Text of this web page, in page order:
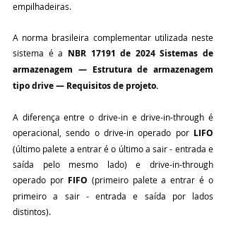
empilhadeiras.
A norma brasileira complementar utilizada neste
sistema é a NBR 17191 de 2024 Sistemas de
armazenagem — Estrutura de armazenagem
tipo drive — Requisitos de projeto.
A diferença entre o drive-in e drive-in-through é
operacional, sendo o drive-in operado por LIFO
(último palete a entrar é o último a sair - entrada e
saída pelo mesmo lado) e drive-in-through
operado por FIFO (primeiro palete a entrar é o
primeiro a sair - entrada e saída por lados
distintos).